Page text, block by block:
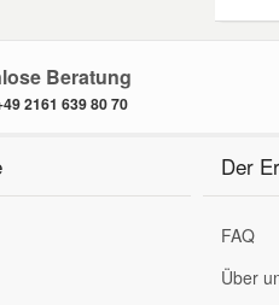
Beratung
2161 639 80 70
Der
FAQ
Über